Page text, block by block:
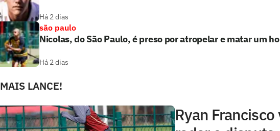
Há 2 dias
são paulo
Nicolas, do São Paulo, é preso por atropelar e matar um
Há 2 dias
MAIS LANCE!
Ryan